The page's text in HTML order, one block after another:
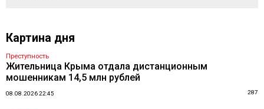
Картина дня
Преступность
Жительница Крыма отдала дистанционным
мошенникам 14,5 млн рублей
08.08.2026 22:45 287